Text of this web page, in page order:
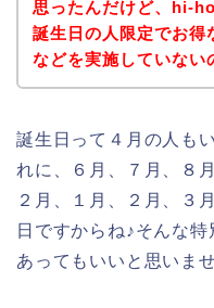
思ったんだけど、hi-
誕生日の人限定でお得
などを実施していない
誕生日って４月の人も
れに、６月、７月、８
２月、１月、２月、３
日ですからね♪そんな
あってもいいと思いま